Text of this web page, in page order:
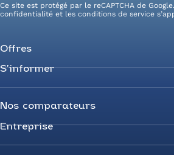
Ce site est protégé par le reCAPTCHA de
confidentialité et les conditions de service
Offres
Achetez votre énergie
Transition énergétique
Secteurs d’expertise
Optimisez vos taxes et compteurs
Mix énergie
S’informer
Actualités
Guides de l’énergie
Livres blancs
Nos comparateurs
Comparateur Électricité
Comparateur Gaz
Entreprise
Nous rejoindre